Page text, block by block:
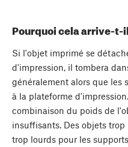
Pourquoi cela arrive-t-
Si l'objet imprimé se
d'impression, il tombera
généralement alors que les
à la plateforme
combinaison du poids de
insuffisants. Des objets
trop lourds pour les